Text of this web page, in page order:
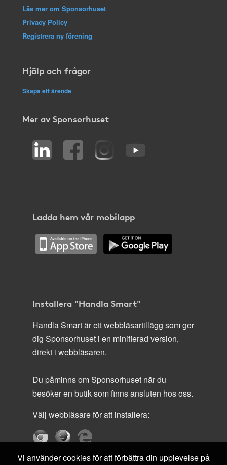
Läs mer om Sponsorhuset
Privacy Policy
Registrera ny förening
Hjälp och frågor
Skapa ett ärende
Mer av Sponsorhuset
Ladda hem vår mobilapp
Installera "Handla Smart"
Handla Smart är ett webbläsartillägg som ger
dig Sponsorhuset i en minifierad version,
direkt i webbläsaren.
Du påminns om Sponsorhuset när du
besöker en butik som finns ansluten hos oss.
Välj webbläsare för att installera:
Vi använder cookies för att förbättra din upplevelse på